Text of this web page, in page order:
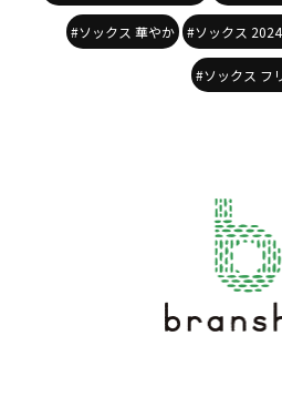
#ソックス 華やか #ソックス
#ソックス フ